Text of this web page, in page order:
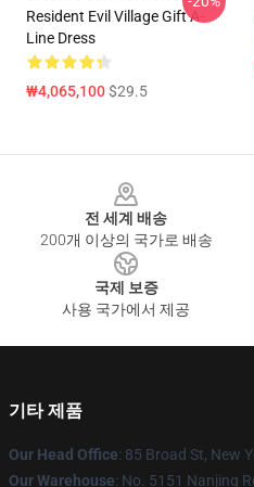
Resident Evil Village Gift A-
Line Dress
₩4,065,100$29.5
전 세계 배송
200개 이상의 국가로 배송
국제 보증
사용 국가에서 제공
기타 제품
Our Head Office: 85 Broad St, New
Our Warehouse: No. 5151 Nanjing